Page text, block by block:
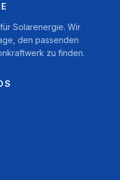
Solarenergie. Wir
den passenden
zu finden.